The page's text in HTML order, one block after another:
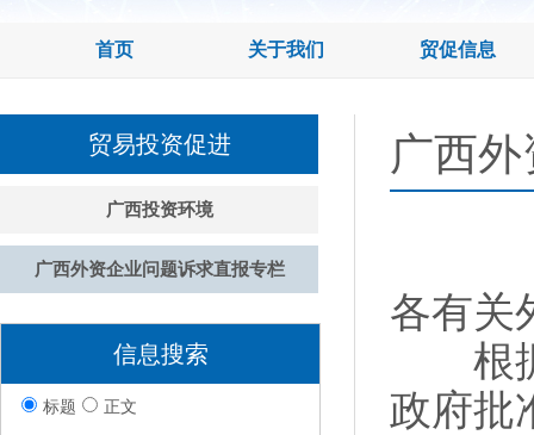
首页 关于我们 贸促信息
贸易投资促进
广西投资环境
广西外资企业问题诉求直报专栏
信息搜索
标题 正文
广西
各有关
根据
政府批